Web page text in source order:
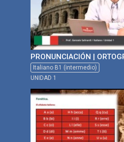
PRONUNCIACIÓN |
Italiano B1 (intermedio)
UNIDAD 1